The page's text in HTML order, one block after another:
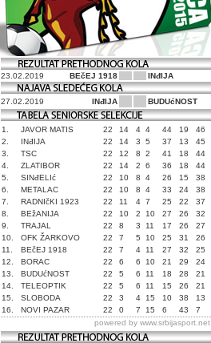
23.02.2019 BEčEJ 1918 INđIJA
27.02.2019 INđIJA BUDUćNOST
1. JAVOR MATIS 22 14 4 4 44 19
46
2.
INđIJA 22 14 3 5 37 13
45
3.
TSC 22 12 8 2 41 18
44
4.
ZLATIBOR 22 14 2 6 36 18
44
5.
SINđELIć 22 10 8 4 26 15
38
6.
METALAC 22 10 8 4 33 24
38
7.
RADNIčKI 1923 22 11 4 7 25 22
37
8.
BEžANIJA 22 10 2 10 27 26
32
9.
TRAJAL 22 8 3 11 17 26
27
10.
OFK ŽARKOVO 22 7 5 10 25 31
26
11.
BEčEJ 1918 22 7 4 11 27 32
25
12.
BORAC 22 6 6 10 21 29
24
13.
BUDUćNOST 22 5 6 11 18 28
21
14.
TELEOPTIK 22 5 6 11 15 26
21
15.
SLOBODA 22 3 4 15 10 38
13
16.
NOVI PAZAR 22 0 7 15 6 43
7
powered by www.srbijasport.net